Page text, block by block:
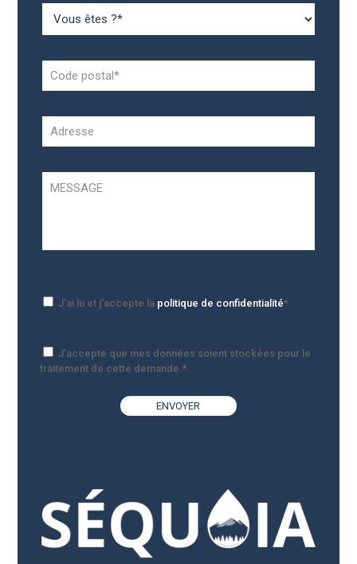
J'ai lu et j'accepte la politique de confidentialité*
J'accepte que mes données soient stockées pour le
traitement de cette demande.*